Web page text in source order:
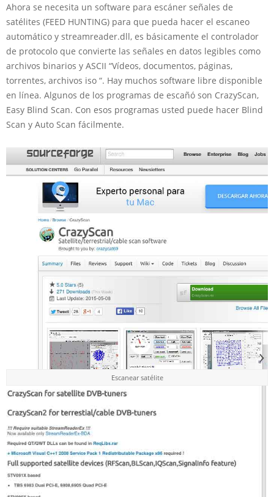
Ahora se necesita un software para escáner señales de
satélites (FEED HUNTING) para que pueda hacer el escaneo
automático y streamreader.dll, es básicamente el controlador
de protocolo que convierte las señales en datos legibles como
archivos binarios y ASCII “Vídeos, documentos, páginas,
torrentes, archivos iso “. Hay muchos software libre disponible
en línea. Algunos de los programas de escañó son CrazyScan,
Easy Blind Scan. Con esos programas usted puede hacer Blind
Scan y Auto Scan fácilmente.
Escanear satélite